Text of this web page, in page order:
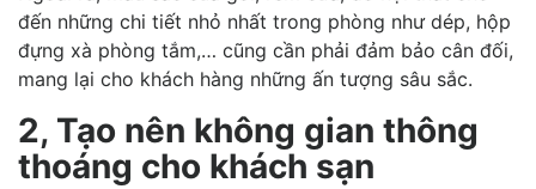
đến những chi tiết nhỏ nhất trong phòng như dép, hộp
đựng xà phòng tắm,… cũng cần phải đảm bảo cân đối,
mang lại cho khách hàng những ấn tượng sâu sắc.
2, Tạo nên không gian thông
thoáng cho khách sạn